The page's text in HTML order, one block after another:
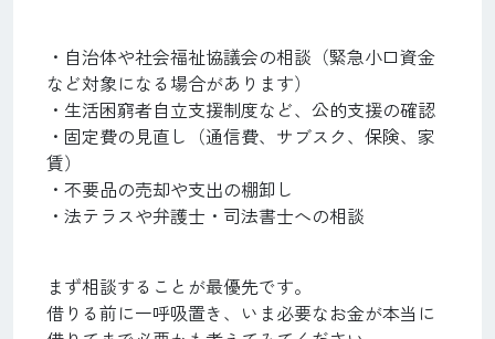
・自治体や社会福祉協議会の相談（緊急小口資金
など対象になる場合があります）
・生活困窮者自立支援制度など、公的支援の確認
・固定費の見直し（通信費、サブスク、保険、家
賃）
・不要品の売却や支出の棚卸し
・法テラスや弁護士・司法書士への相談
まず相談することが最優先です。
借りる前に一呼吸置き、いま必要なお金が本当に